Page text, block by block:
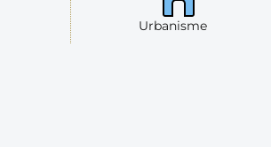
Urbanisme